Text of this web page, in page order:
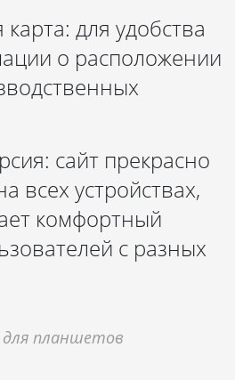
для удобства
о расположении
сайт прекрасно
всех устройствах,
комфортный
с разных
для планшетов